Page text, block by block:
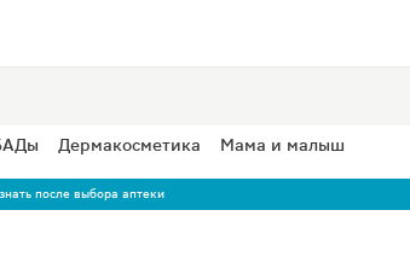
Дермакосметика Мама и малыш
после выбора аптеки